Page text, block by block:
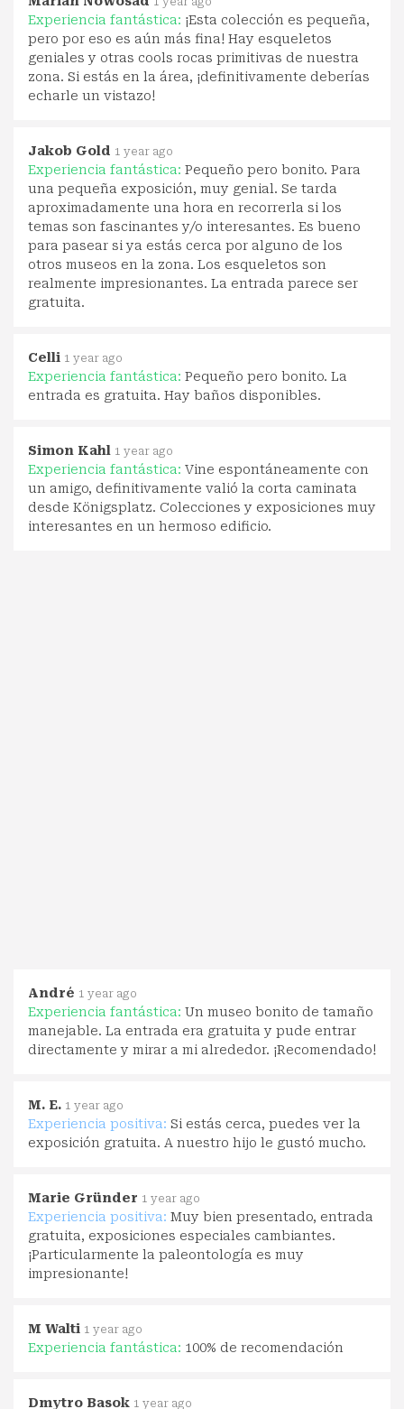
Experiencia fantástica: ¡Esta colección es pequeña,
pero por eso es aún más fina! Hay esqueletos
geniales y otras cools rocas primitivas de nuestra
zona. Si estás en la área, ¡definitivamente deberías
echarle un vistazo!
Jakob Gold 1 year ago
Experiencia fantástica: Pequeño pero bonito. Para
una pequeña exposición, muy genial. Se tarda
aproximadamente una hora en recorrerla si los
temas son fascinantes y/o interesantes. Es bueno
para pasear si ya estás cerca por alguno de los
otros museos en la zona. Los esqueletos son
realmente impresionantes. La entrada parece ser
gratuita.
Celli 1 year ago
Experiencia fantástica: Pequeño pero bonito. La
entrada es gratuita. Hay baños disponibles.
Simon Kahl 1 year ago
Experiencia fantástica: Vine espontáneamente con
un amigo, definitivamente valió la corta caminata
desde Königsplatz. Colecciones y exposiciones muy
interesantes en un hermoso edificio.
André 1 year ago
Experiencia fantástica: Un museo bonito de tamaño
manejable. La entrada era gratuita y pude entrar
directamente y mirar a mi alrededor. ¡Recomendado!
M. E. 1 year ago
Experiencia positiva: Si estás cerca, puedes ver la
exposición gratuita. A nuestro hijo le gustó mucho.
Marie Gründer 1 year ago
Experiencia positiva: Muy bien presentado, entrada
gratuita, exposiciones especiales cambiantes.
¡Particularmente la paleontología es muy
impresionante!
M Walti 1 year ago
Experiencia fantástica: 100% de recomendación
Dmytro Basok 1 year ago